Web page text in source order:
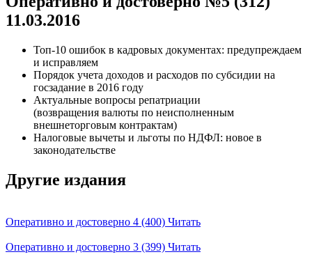
11.03.2016
Топ-10 ошибок в кадровых документах: предупреждаем
и исправляем
Порядок учета доходов и расходов по субсидии на
госзадание в 2016 году
Актуальные вопросы репатриации
(возвращения валюты по неисполненным
внешнеторговым контрактам)
Налоговые вычеты и льготы по НДФЛ: новое в
законодательстве
Другие издания
Оперативно и достоверно 4 (400) Читать
Оперативно и достоверно 3 (399) Читать